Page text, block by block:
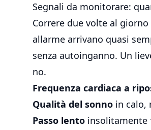
Segnali da monitorare:
Correre due volte al
allarme arrivano quasi
senza autoinganno. Un
no.
Frequenza cardiaca a
Qualità del sonno in calo,
Passo lento insolitamente